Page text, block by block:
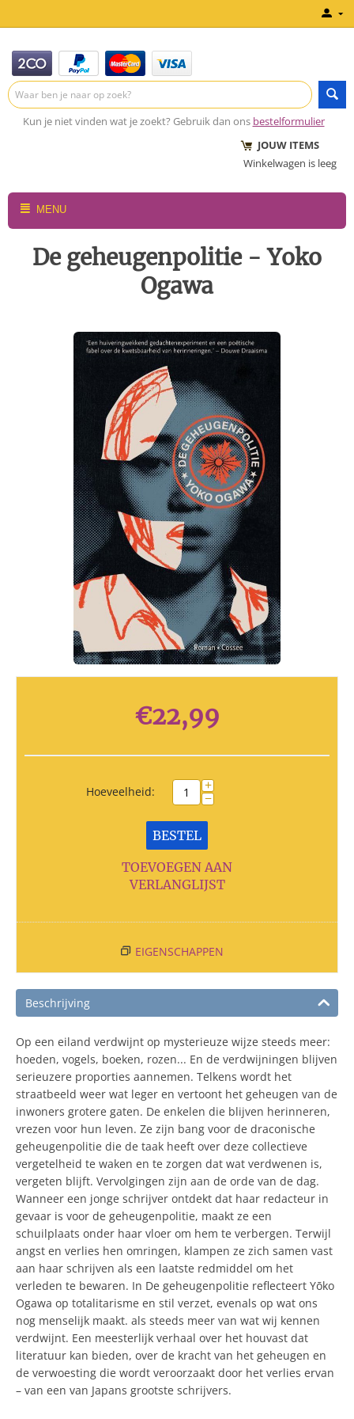
Kun je niet vinden wat je zoekt? Gebruik dan ons bestelformulier
JOUW ITEMS
Winkelwagen is leeg
MENU
De geheugenpolitie - Yoko
Ogawa
€22,99
Hoeveelheid: +
−
BESTEL
TOEVOEGEN AAN
VERLANGLIJST
EIGENSCHAPPEN
Beschrijving
Op een eiland verdwijnt op mysterieuze wijze steeds meer:
hoeden, vogels, boeken, rozen... En de verdwijningen blijven
serieuzere proporties aannemen. Telkens wordt het
straatbeeld weer wat leger en vertoont het geheugen van de
inwoners grotere gaten. De enkelen die blijven herinneren,
vrezen voor hun leven. Ze zijn bang voor de draconische
geheugenpolitie die de taak heeft over deze collectieve
vergetelheid te waken en te zorgen dat wat verdwenen is,
vergeten blijft. Vervolgingen zijn aan de orde van de dag.
Wanneer een jonge schrijver ontdekt dat haar redacteur in
gevaar is voor de geheugenpolitie, maakt ze een
schuilplaats onder haar vloer om hem te verbergen. Terwijl
angst en verlies hen omringen, klampen ze zich samen vast
aan haar schrijven als een laatste redmiddel om het
verleden te bewaren. In De geheugenpolitie reflecteert Yōko
Ogawa op totalitarisme en stil verzet, evenals op wat ons
nog menselijk maakt. als steeds meer van wat wij kennen
verdwijnt. Een meesterlijk verhaal over het houvast dat
literatuur kan bieden, over de kracht van het geheugen en
de verwoesting die wordt veroorzaakt door het verlies ervan
– van een van Japans grootste schrijvers.